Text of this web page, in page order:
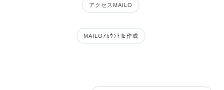
アクセスMAILO
MAILOｱｶｳﾝﾄを作成